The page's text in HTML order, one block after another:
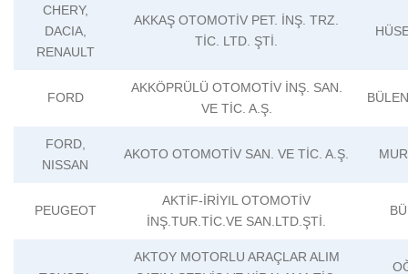
CHERY,
DACIA,
RENAULT
AKKAŞ OTOMOTİV PET. İNŞ. TRZ.
TİC. LTD. ŞTİ.
FORD
AKKÖPRÜLÜ OTOMOTİV İNŞ. SAN.
VE TİC. A.Ş.
FORD,
NISSAN
AKOTO OTOMOTİV SAN. VE TİC. A.Ş.
PEUGEOT
AKTİF-İRİYIL OTOMOTİV
İNŞ.TUR.TİC.VE SAN.LTD.ŞTİ.
AKTOY MOTORLU ARAÇLAR ALIM